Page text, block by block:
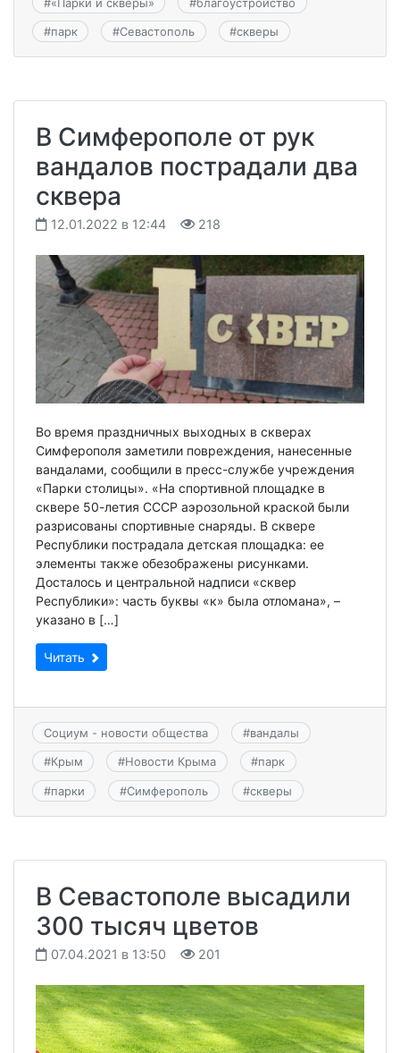
#парк #Севастополь #скверы
В Симферополе от рук
вандалов пострадали два
сквера
12.01.2022 в 12:44 218
Во время праздничных выходных в скверах
Симферополя заметили повреждения, нанесенные
вандалами, сообщили в пресс-службе учреждения
«Парки столицы». «На спортивной площадке в
сквере 50-летия СССР аэрозольной краской были
разрисованы спортивные снаряды. В сквере
Республики пострадала детская площадка: ее
элементы также обезображены рисунками.
Досталось и центральной надписи «сквер
Республики»: часть буквы «к» была отломана», –
указано в […]
Читать
Социум - новости общества #вандалы
#Крым #Новости Крыма #парк
#парки #Симферополь #скверы
В Севастополе высадили
300 тысяч цветов
07.04.2021 в 13:50 201